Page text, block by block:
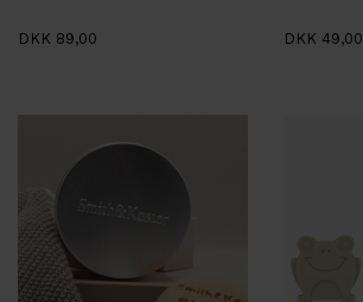
DKK 89,00 DKK 49,00